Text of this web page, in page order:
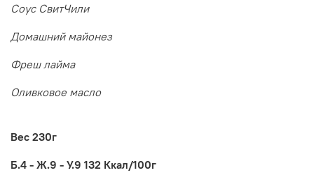
Соус СвитЧили
Домашний майонез
Фреш лайма
Оливковое масло
Вес 230г
Б.4 - Ж.9 - У.9 132 Ккал/100г